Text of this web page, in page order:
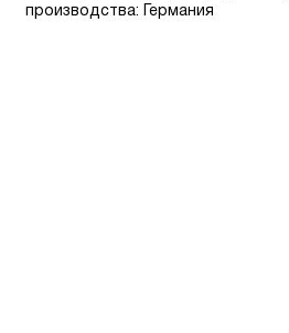
производства: Германия